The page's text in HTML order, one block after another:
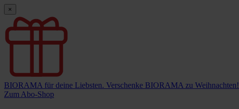
×
BIORAMA für deine Liebsten. Verschenke BIORAMA zu Weihnachten!
Zum Abo-Shop